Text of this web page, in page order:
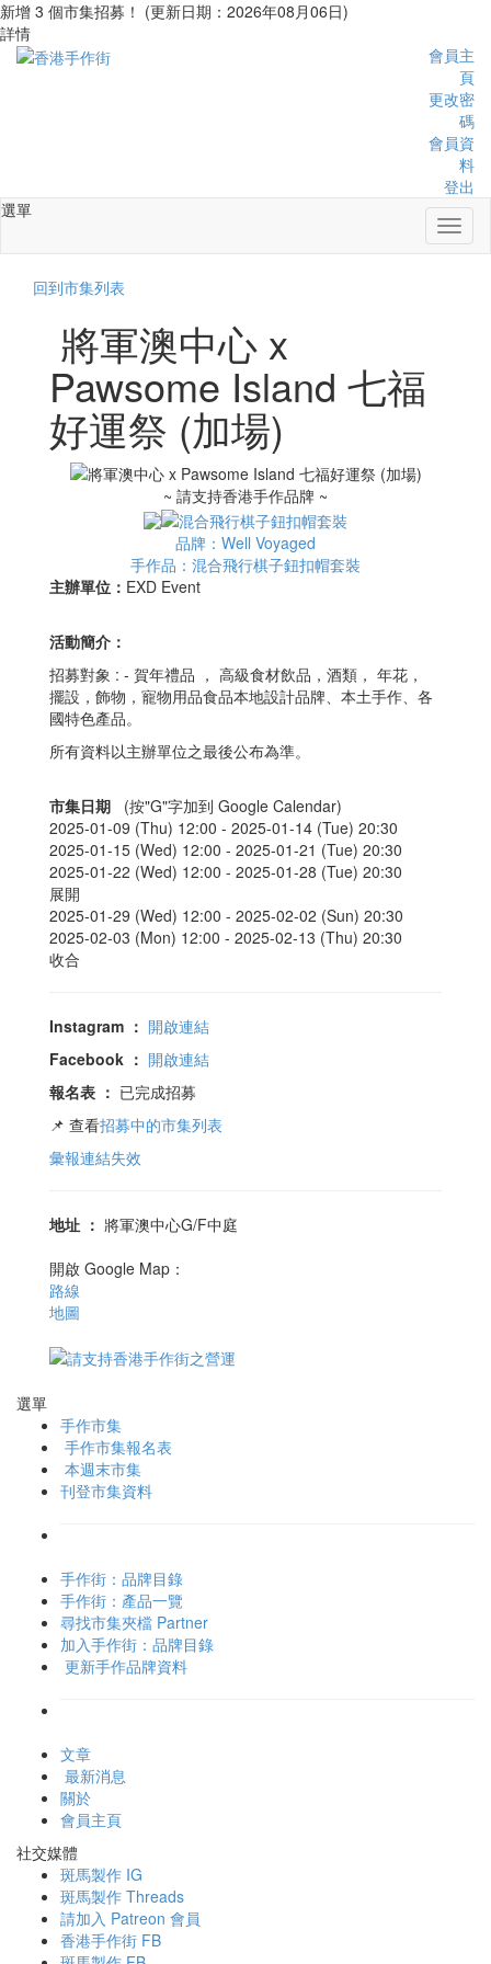
新增 3 個市集招募！ (更新日期：2026年08月06日)
詳情
會員主
頁
更改密
碼
會員資
料
登出
選單
回到市集列表
將軍澳中心 x
Pawsome Island 七福
好運祭 (加場)
~ 請支持香港手作品牌 ~
品牌：Well Voyaged
手作品：混合飛行棋子鈕扣帽套裝
主辦單位： EXD Event
活動簡介：
招募對象 : - 賀年禮品 ， 高級食材飲品，酒類， 年花，
擺設，飾物，寵物用品食品本地設計品牌、本土手作、各
國特色產品。
所有資料以主辦單位之最後公布為準。
市集日期
(按"G"字加到 Google Calendar)
2025-01-09 (Thu) 12:00 - 2025-01-14 (Tue) 20:30
2025-01-15 (Wed) 12:00 - 2025-01-21 (Tue) 20:30
2025-01-22 (Wed) 12:00 - 2025-01-28 (Tue) 20:30
展開
2025-01-29 (Wed) 12:00 - 2025-02-02 (Sun) 20:30
2025-02-03 (Mon) 12:00 - 2025-02-13 (Thu) 20:30
收合
Instagram ： 開啟連結
Facebook ： 開啟連結
報名表 ： 已完成招募
📌 查看招募中的市集列表
彙報連結失效
地址 ： 將軍澳中心G/F中庭
開啟 Google Map：
路線
地圖
選單
手作市集
手作市集報名表
本週末市集
刊登市集資料
手作街：品牌目錄
手作街：產品一覽
尋找市集夾檔 Partner
加入手作街：品牌目錄
更新手作品牌資料
文章
最新消息
關於
會員主頁
社交媒體
斑馬製作 IG
斑馬製作 Threads
請加入 Patreon 會員
香港手作街 FB